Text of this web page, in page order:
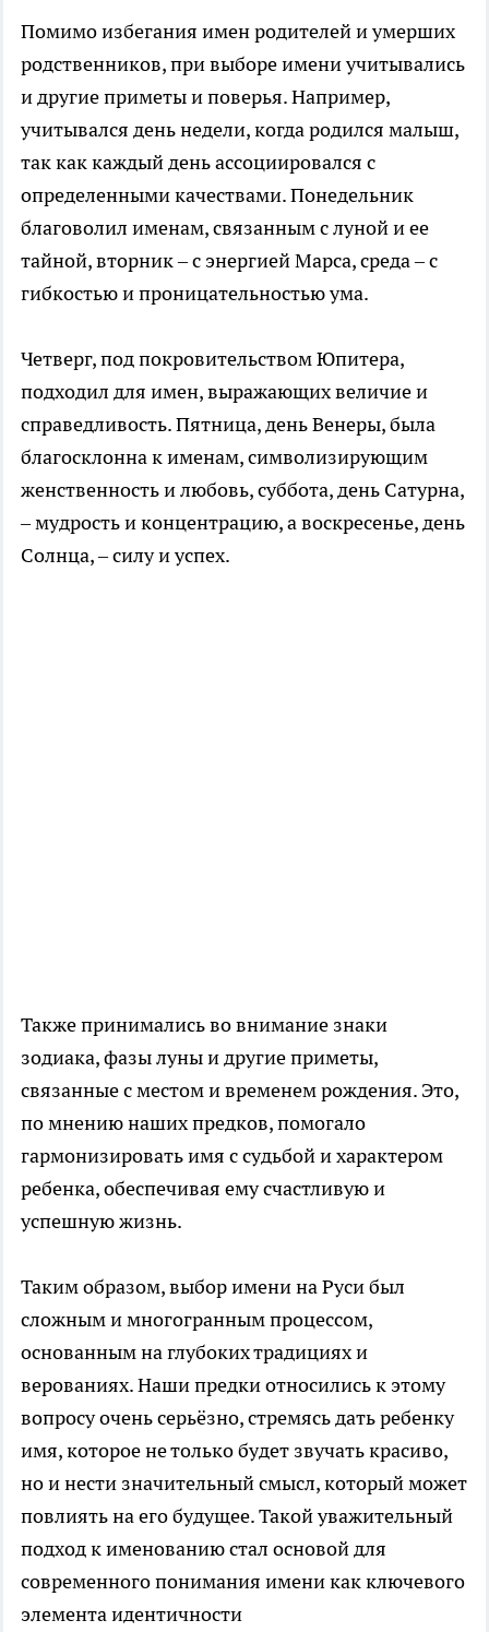
Помимо избегания имен родителей и умерших
родственников, при выборе имени учитывались
и другие приметы и поверья. Например,
учитывался день недели, когда родился малыш,
так как каждый день ассоциировался с
определенными качествами. Понедельник
благоволил именам, связанным с луной и ее
тайной, вторник – с энергией Марса, среда – с
гибкостью и проницательностью ума.
Четверг, под покровительством Юпитера,
подходил для имен, выражающих величие и
справедливость. Пятница, день Венеры, была
благосклонна к именам, символизирующим
женственность и любовь, суббота, день Сатурна,
– мудрость и концентрацию, а воскресенье, день
Солнца, – силу и успех.
Также принимались во внимание знаки
зодиака, фазы луны и другие приметы,
связанные с местом и временем рождения. Это,
по мнению наших предков, помогало
гармонизировать имя с судьбой и характером
ребенка, обеспечивая ему счастливую и
успешную жизнь.
Таким образом, выбор имени на Руси был
сложным и многогранным процессом,
основанным на глубоких традициях и
верованиях. Наши предки относились к этому
вопросу очень серьёзно, стремясь дать ребенку
имя, которое не только будет звучать красиво,
но и нести значительный смысл, который может
повлиять на его будущее. Такой уважительный
подход к именованию стал основой для
современного понимания имени как ключевого
элемента идентичности